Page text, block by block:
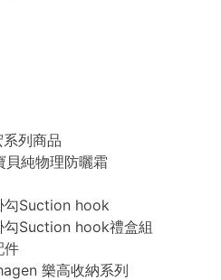
列商品
純物理防曬霜
勾Suction hook
勾Suction hook禮盒組
件
樂高收納系列